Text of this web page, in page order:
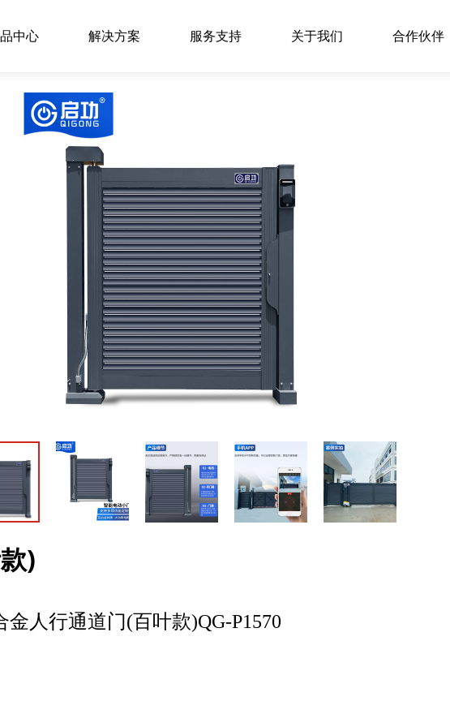
中心 解决方案 服务支持 关于我们 合作伙伴
)
人行通道门(百叶款)QG-P1570